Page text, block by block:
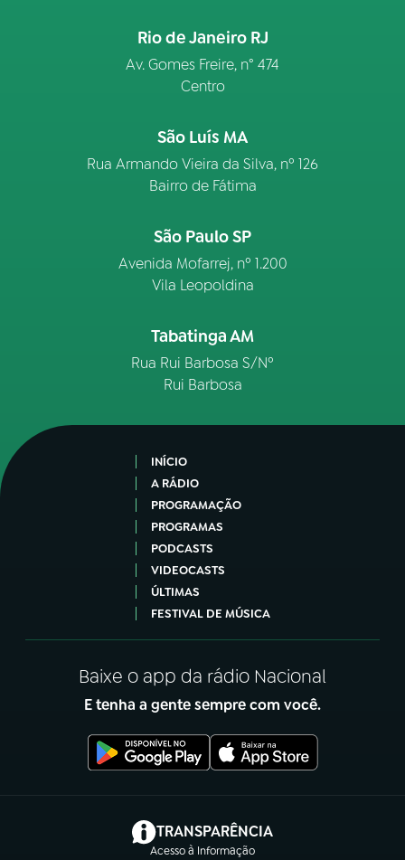
Rio de Janeiro RJ
Av. Gomes Freire, n° 474
Centro
São Luís MA
Rua Armando Vieira da Silva, nº 126
Bairro de Fátima
São Paulo SP
Avenida Mofarrej, nº 1.200
Vila Leopoldina
Tabatinga AM
Rua Rui Barbosa S/Nº
Rui Barbosa
INÍCIO
A RÁDIO
PROGRAMAÇÃO
PROGRAMAS
PODCASTS
VIDEOCASTS
ÚLTIMAS
FESTIVAL DE MÚSICA
Baixe o app da rádio Nacional
E tenha a gente sempre com você.
TRANSPARÊNCIA
Acesso à Informação
(abre em nova aba)